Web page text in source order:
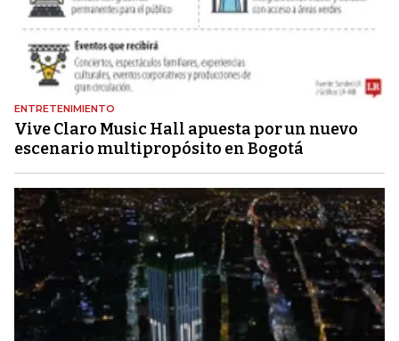
ENTRETENIMIENTO
Vive Claro Music Hall apuesta por un nuevo
escenario multipropósito en Bogotá